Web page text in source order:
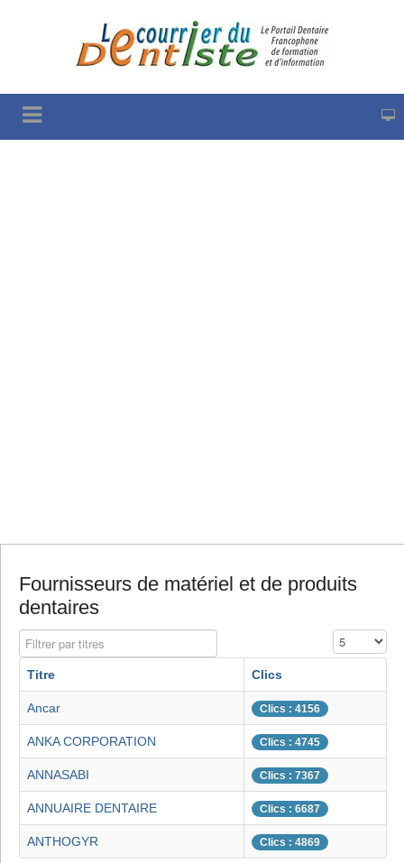
Fournisseurs de matériel et de produits
dentaires
Filtrer par titres Affichage #
Titre Clics
Ancar Clics : 4156
ANKA CORPORATION Clics : 4745
ANNASABI Clics : 7367
ANNUAIRE DENTAIRE Clics : 6687
ANTHOGYR Clics : 4869